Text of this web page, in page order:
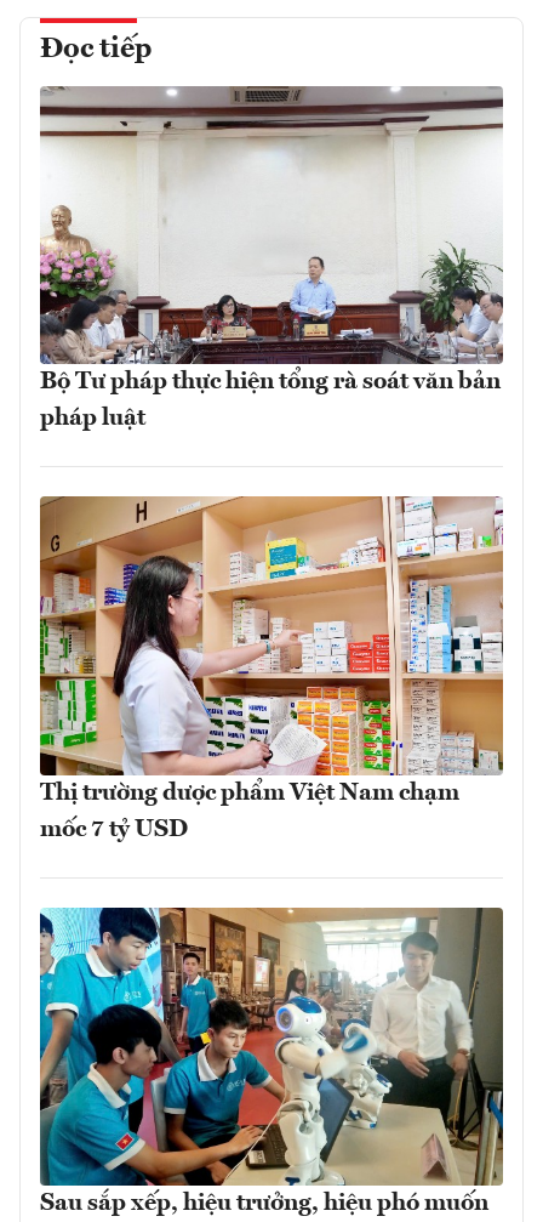
Đọc tiếp
Bộ Tư pháp thực hiện tổng rà soát văn bản
pháp luật
Thị trường dược phẩm Việt Nam chạm
mốc 7 tỷ USD
Sau sắp xếp, hiệu trưởng, hiệu phó muốn